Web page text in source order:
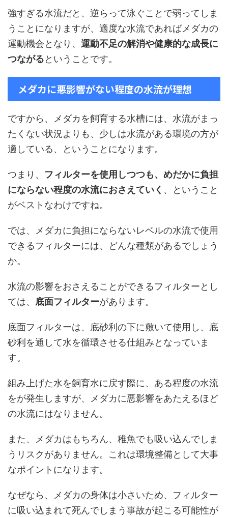
強すぎる水流だと、逆らって泳ぐことで弱ってしま
うことになりますが、適度な水流であればメダカの
運動機会となり、 運動不足の解消や健康的な成長に
つながるということです。
メダカに悪影響がない程度の水流が理想
ですから、メダカを飼育する水槽には、水流がまっ
たくない状況よりも、少しは水流がある環境の方が
適している、ということになります。
つまり、 フィルターを使用しつつも、めだかに負担
にならない程度の水流におさえていく 、ということ
がベストなわけですね。
では、メダカに負担にならないレベルの水流で使用
できるフィルターには、どんな種類があるでしょう
か。
水流の影響をおさえることができるフィルターとし
ては、 底面フィルターがあります。
底面フィルターは、底砂利の下に敷いて使用し、底
砂利を通して水を循環させる仕組みとなっていま
す。
組み上げた水を飼育水に戻す際に、ある程度の水流
をが発生しますが、メダカに悪影響をあたえるほど
の水流にはなりません。
また、メダカはもちろん、稚魚でも吸い込んでしま
うリスクがありません。これは環境整備として大事
なポイントになります。
なぜなら、メダカの身体は小さいため、フィルター
に吸い込まれて死んでしまう事故が起こる可能性が